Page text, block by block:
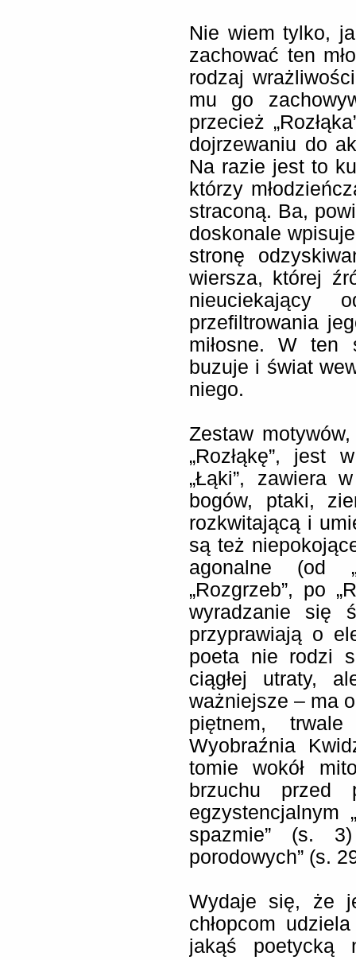
Nie wiem tylko,
zachować ten
rodzaj
mu go
przecież
dojrzewaniu do
Na razie jest to
którzy
straconą. Ba,
doskonale
stronę
wiersza, której
nieuciekający
przefiltrowania
miłosne. W ten
buzuje i świat
niego.
Zestaw
„Rozłąkę”, jest
„Łąki”, zawiera
bogów, ptaki,
rozkwitającą i
są też
agonalne (od
„Rozgrzeb”, po
wyradzanie się
przyprawiają o
poeta nie rodzi
ciągłej utraty,
ważniejsze – ma
piętnem,
Wyobraźnia
tomie wokół
brzuchu
egzystencjalnym
spazmie” (s.
porodowych” (s.
Wydaje się, że
chłopcom
jakąś poetycką